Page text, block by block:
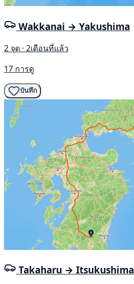
Wakkanai → Yakushima
2 จุด · 2เดือนที่แล้ว
17 การดู
บันทึก
Takaharu → Itsukushima